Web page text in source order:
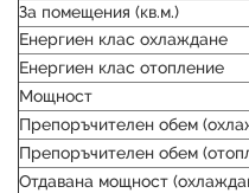
Продуктът е
За помещения (кв.м.)
Енергиен клас охлаждане
Енергиен клас отопление
Мощност
Препоръчителен обем
Препоръчителен обем
Отдавана мощност